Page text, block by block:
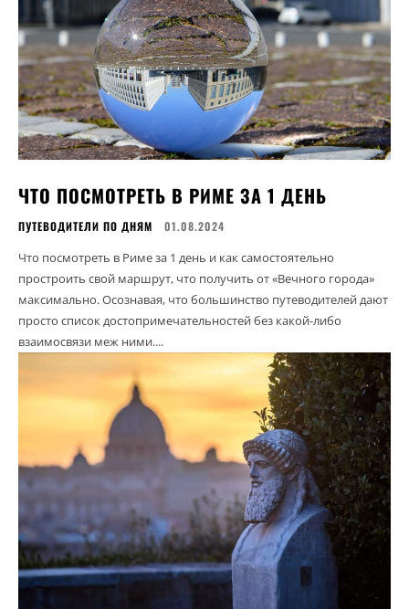
ЧТО ПОСМОТРЕТЬ В РИМЕ ЗА 1 ДЕНЬ
ПУТЕВОДИТЕЛИ ПО ДНЯМ 01.08.2024
Что посмотреть в Риме за 1 день и как самостоятельно
простроить свой маршрут, что получить от «Вечного города»
максимально. Осознавая, что большинство путеводителей дают
просто список достопримечательностей без какой-либо
взаимосвязи меж ними....